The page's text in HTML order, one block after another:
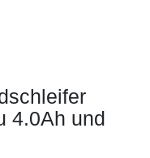
4.0Ah und